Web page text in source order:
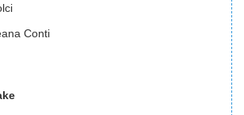
Conti